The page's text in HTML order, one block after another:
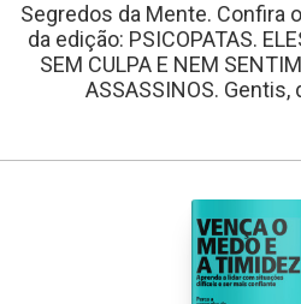
Segredos da Mente. Confira
da edição: PSICOPATAS.
SEM CULPA E NEM
ASSASSINOS.